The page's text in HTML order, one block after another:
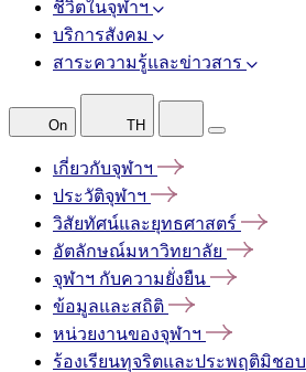
ชีวิตในจุฬาฯ
บริการสังคม
สาระความรู้และข่าวสาร
On TH
เกี่ยวกับจุฬาฯ
ประวัติจุฬาฯ
วิสัยทัศน์และยุทธศาสตร์
อัตลักษณ์มหาวิทยาลัย
จุฬาฯ กับความยั่งยืน
ข้อมูลและสถิติ
หน่วยงานของจุฬาฯ
ร้องเรียนทุจริตและประพฤติมิชอบ